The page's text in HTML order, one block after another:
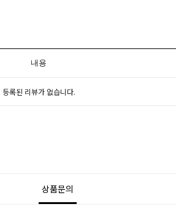
내용
등록된 리뷰가 없습니다.
상품문의